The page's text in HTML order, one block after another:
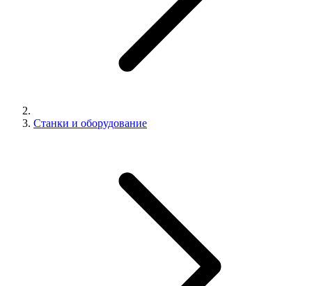
Станки и оборудование